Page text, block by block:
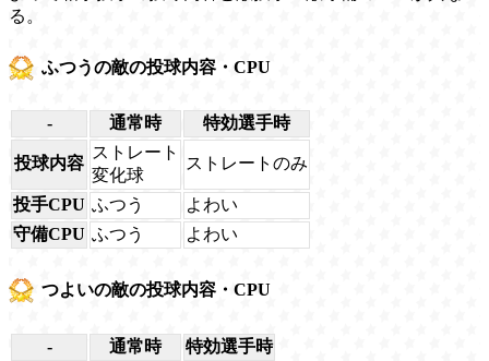
る。
ふつうの敵の投球内容・CPU
- 通常時 特効選手時
投球内容
ストレート
変化球
ストレートのみ
投手CPU ふつう
よわい
守備CPU ふつう よわい
つよいの敵の投球内容・CPU
- 通常時 特効選手時